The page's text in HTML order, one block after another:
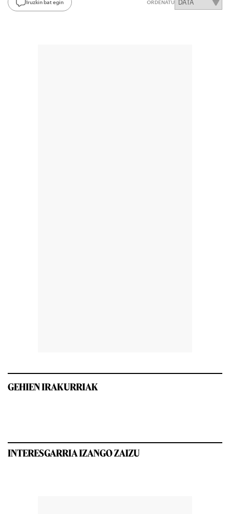
Iruzkin bat egin ORDENATU
GEHIEN IRAKURRIAK
INTERESGARRIA IZANGO ZAIZU